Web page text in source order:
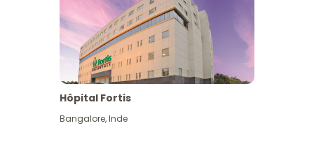
Hôpital Fortis
Bangalore,Inde